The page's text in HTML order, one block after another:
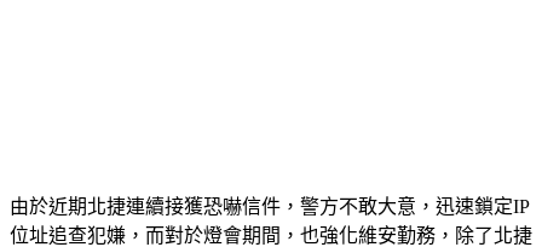
由於近期北捷連續接獲恐嚇信件，警方不敢大意，迅速鎖定IP
位址追查犯嫌，而對於燈會期間，也強化維安勤務，除了北捷